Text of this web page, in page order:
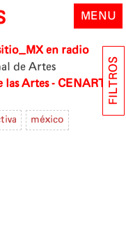
MENU
en radio
de Artes
las Artes - CENART
méxico
FILTROS